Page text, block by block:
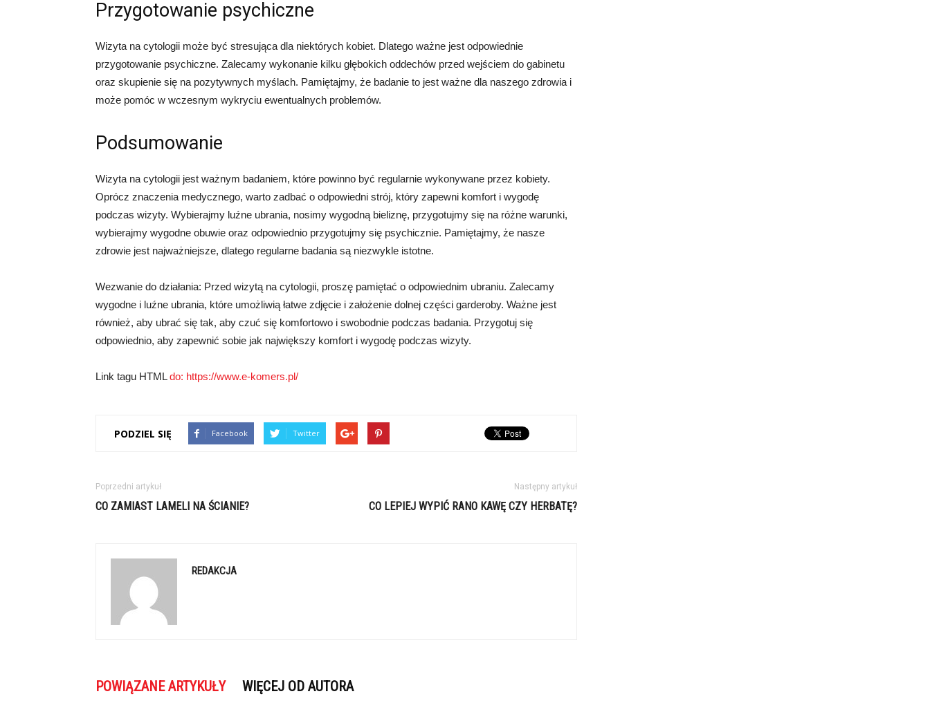
Przygotowanie psychiczne
Wizyta na cytologii może być stresująca dla niektórych kobiet. Dlatego ważne jest odpowiednie
przygotowanie psychiczne. Zalecamy wykonanie kilku głębokich oddechów przed wejściem do gabinetu
oraz skupienie się na pozytywnych myślach. Pamiętajmy, że badanie to jest ważne dla naszego zdrowia i
może pomóc w wczesnym wykryciu ewentualnych problemów.
Podsumowanie
Wizyta na cytologii jest ważnym badaniem, które powinno być regularnie wykonywane przez kobiety.
Oprócz znaczenia medycznego, warto zadbać o odpowiedni strój, który zapewni komfort i wygodę
podczas wizyty. Wybierajmy luźne ubrania, nosimy wygodną bieliznę, przygotujmy się na różne warunki,
wybierajmy wygodne obuwie oraz odpowiednio przygotujmy się psychicznie. Pamiętajmy, że nasze
zdrowie jest najważniejsze, dlatego regularne badania są niezwykle istotne.
Wezwanie do działania: Przed wizytą na cytologii, proszę pamiętać o odpowiednim ubraniu. Zalecamy
wygodne i luźne ubrania, które umożliwią łatwe zdjęcie i założenie dolnej części garderoby. Ważne jest
również, aby ubrać się tak, aby czuć się komfortowo i swobodnie podczas badania. Przygotuj się
odpowiednio, aby zapewnić sobie jak największy komfort i wygodę podczas wizyty.
Link tagu HTMLdo: https://www.e-komers.pl/
PODZIEL SIĘ Facebook Twitter
Poprzedni artykuł
CO ZAMIAST LAMELI NA ŚCIANIE?
Następny artykuł
CO LEPIEJ WYPIĆ RANO KAWĘ CZY HERBATĘ?
REDAKCJA
POWIĄZANE ARTYKUŁY WIĘCEJ OD AUTORA